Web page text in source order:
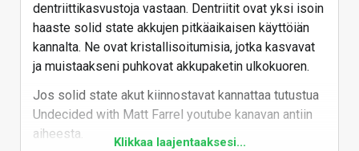
dentriittikasvustoja vastaan. Dentriitit ovat yksi isoin
haaste solid state akkujen pitkäaikaisen käyttöiän
kannalta. Ne ovat kristallisoitumisia, jotka kasvavat
ja muistaakseni puhkovat akkupaketin ulkokuoren.
Jos solid state akut kiinnostavat kannattaa tutustua
Undecided with Matt Farrel youtube kanavan antiin
aiheesta.
Klikkaa laajentaaksesi...